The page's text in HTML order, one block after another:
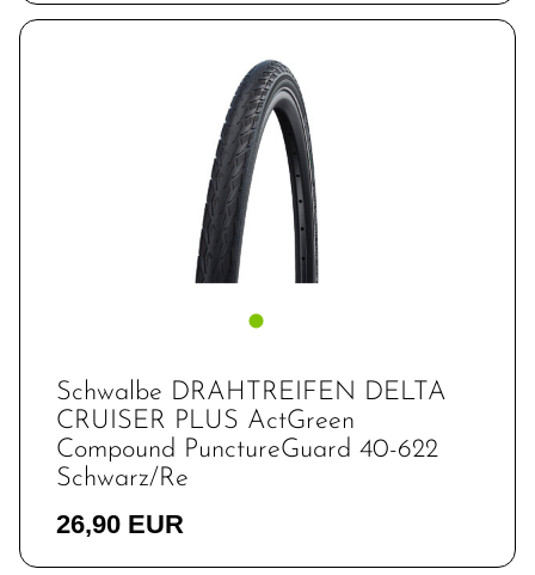
Schwalbe DRAHTREIFEN DELTA
CRUISER PLUS ActGreen
Compound PunctureGuard 40-622
Schwarz/Re
26,90 EUR